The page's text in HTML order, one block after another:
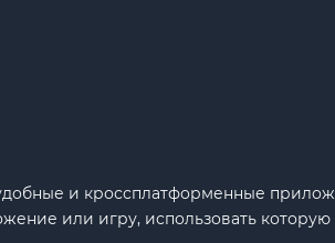
и кроссплатформенные
или игру, использовать